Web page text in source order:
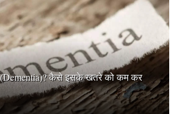
(Dementia)? कैसे इसके खतरे को कम कर